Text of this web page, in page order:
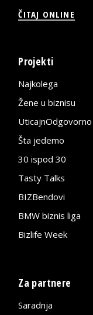
ČITAJ ONLINE
Projekti
Najkolega
Žene u biznisu
UticajnOdgovorno
Šta jedemo
30 ispod 30
Tasty Talks
BIZBendovi
BMW biznis liga
Bizlife Week
Za partnere
Saradnja